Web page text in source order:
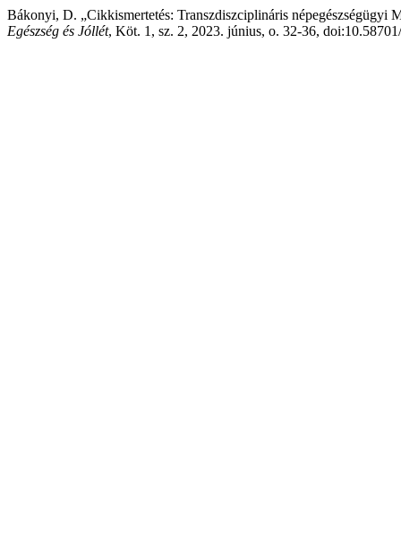
Bákonyi, D. „Cikkismertetés: Transzdiszciplináris népegészségügyi
Egészség és Jóllét, Köt. 1, sz. 2, 2023. június, o. 32-36,